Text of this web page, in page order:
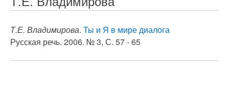
Т.Е. Владимирова. Ты и Я в мире диалога
Русская речь. 2006. № 3, С. 57 - 65